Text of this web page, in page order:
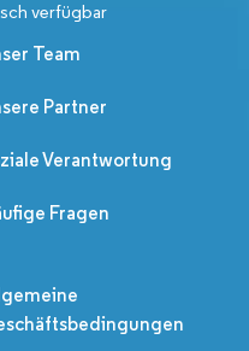
verfügbar
Team
Partner
Verantwortung
Fragen